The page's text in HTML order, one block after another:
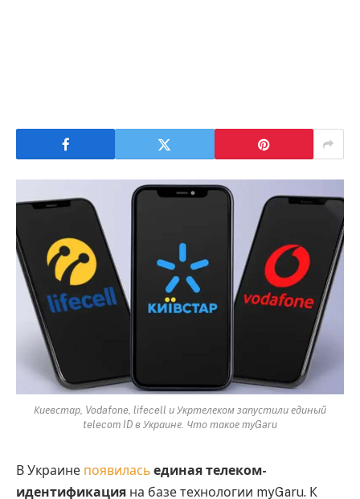
Киевстар, Vodafone, lifecell и Укртелеком запустили единый
telecom ID в Украине. Что такое myGaru
В Украине появилась единая телеком-
идентификация на базе технологии myGaru. К